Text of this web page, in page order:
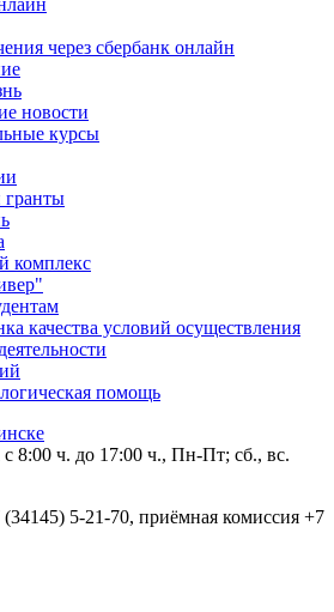
через сбербанк онлайн
новости
курсы
комплекс
качества условий осуществления
помощь
8:00 ч. до 17:00 ч., Пн-Пт; сб., вс.
5-21-70, приёмная комиссия +7